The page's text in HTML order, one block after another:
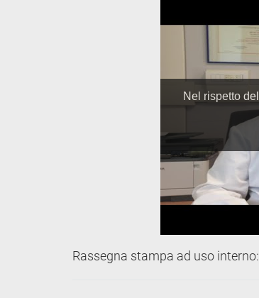
Rassegna stampa ad uso interno: